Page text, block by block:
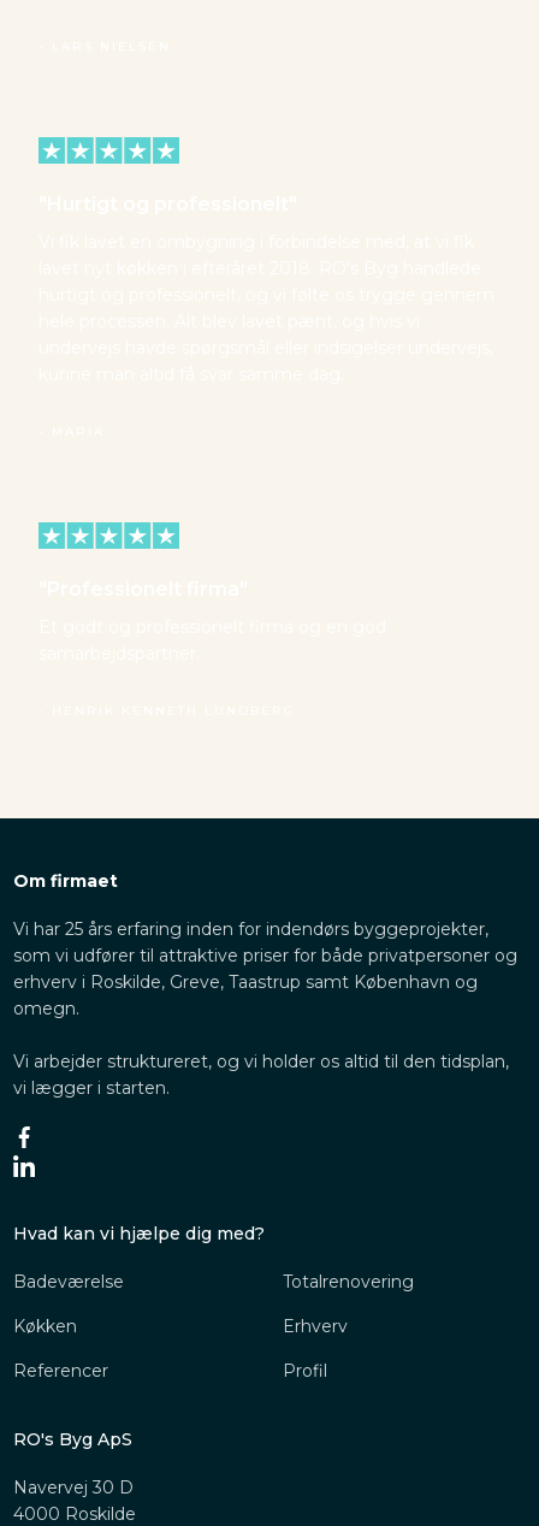
Om firmaet
Vi har 25 års erfaring inden for indendørs byggeprojekter,
som vi udfører til attraktive priser for både privatpersoner og
erhverv i Roskilde, Greve, Taastrup samt København og
omegn.
Vi arbejder struktureret, og vi holder os altid til den tidsplan,
vi lægger i starten.
Hvad kan vi hjælpe dig med?
Badeværelse
Køkken
Referencer
Totalrenovering
Erhverv
Profil
RO's Byg ApS
​​Navervej 30 D
4000 Roskilde